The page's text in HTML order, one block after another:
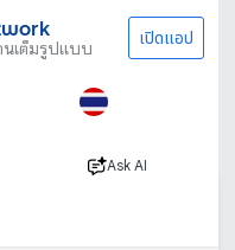
นเต็มรูปแบบ เปิดแอป
Ask AI
น พร้อมบริการ 24